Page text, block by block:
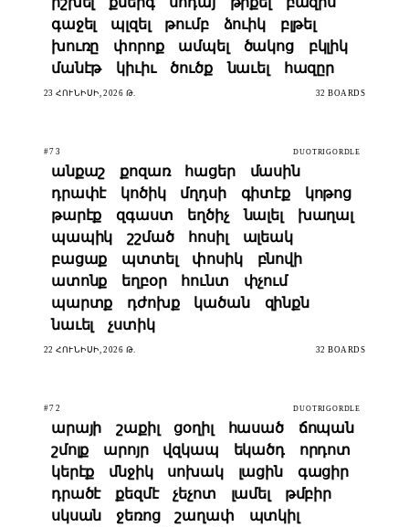
գաջել
պլզել թումբ ձուիկ
բլթել
խուռը
փորոք ամպել ծակոց
բկլիկ
մանէթ
կիւիւ ծուծք նաւել հազըր
23 ՀՈՒՆԻՍԻ, 2026 Թ. 32 BOARDS
#73 DUOTRIGORDLE
անքաշ քոզառ հացեր
մասին
դրափէ
կոծիկ մղդսի գիտէք
կոթոց
թարէք
զգաստ եղծիչ նալել
խաղալ
պապիկ
շշմած հոսիլ
ալեակ
բացաք
պտտել փոսիկ
բնովի
ատոնք
եղբօր հունտ
փչում
պարտք
դժոխք կածան
զինքն
նաւել
չստիկ
22 ՀՈՒՆԻՍԻ, 2026 Թ. 32 BOARDS
#72 DUOTRIGORDLE
արայի շաքիլ ցօղիլ հասած
ճոպան
շմոլք
արոյր վզկապ եկածդ
որդոտ
կերէք
մնջիկ սոխակ լացին
գացիր
դրածէ
քեզմէ չեչոտ լամել
թմբիր
սկսան
ջեռոց շաղափ
պտկիլ